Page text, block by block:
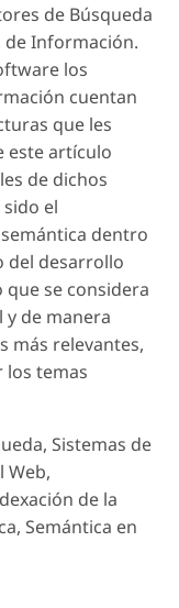
de Búsqueda
de Información.
los
cuentan
que les
este artículo
de dichos
el
dentro
del desarrollo
se considera
y de manera
más relevantes,
temas
Sistemas de
Web,
de la
Semántica en